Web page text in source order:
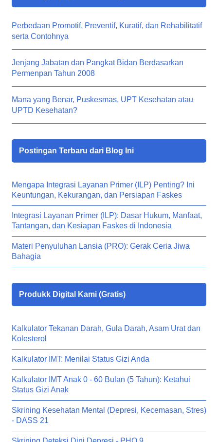
Perbedaan Promotif, Preventif, Kuratif, dan Rehabilitatif
serta Contohnya
Jenjang Jabatan dan Pangkat Bidan Berdasarkan
Permenpan Tahun 2008
Mana yang Benar, Puskesmas, UPT Kesehatan atau
UPTD Kesehatan?
Postingan Terbaru dari Blog Ini
Mengapa Integrasi Layanan Primer (ILP) Penting? Ini
Keuntungan, Kekurangan, dan Persiapan Faskes
Integrasi Layanan Primer (ILP): Dasar Hukum, Manfaat,
Tantangan, dan Kesiapan Faskes di Indonesia
Materi Penyuluhan Lansia (PRO): Gerak Ceria Jiwa
Bahagia
Produkk Digital Kami (Gratis)
Kalkulator Tekanan Darah, Gula Darah, Asam Urat dan
Kolesterol
Kalkulator IMT: Menilai Status Gizi Anda
Kalkulator IMT Anak 0 - 60 Bulan (5 Tahun): Ketahui
Status Gizi Anak
Skrining Kesehatan Mental (Depresi, Kecemasan, Stres)
- DASS 21